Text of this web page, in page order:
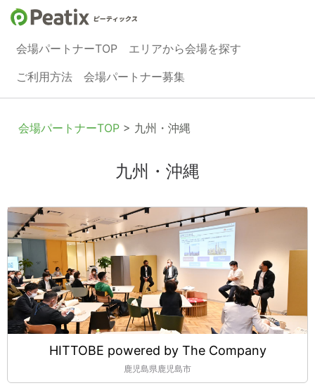
会場パートナーTOP
エリアから会場を探す
ご利用方法
会場パートナー募集
会場パートナーTOP > 九州・沖縄
九州・沖縄
HITTOBE powered by The Company
鹿児島県鹿児島市